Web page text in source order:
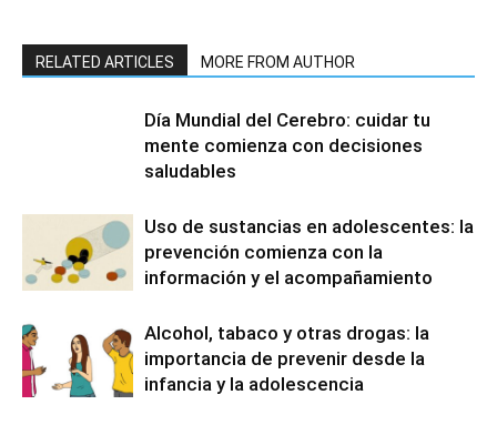
RELATED ARTICLES MORE FROM AUTHOR
Día Mundial del Cerebro: cuidar tu
mente comienza con decisiones
saludables
Uso de sustancias en adolescentes: la
prevención comienza con la
información y el acompañamiento
Alcohol, tabaco y otras drogas: la
importancia de prevenir desde la
infancia y la adolescencia